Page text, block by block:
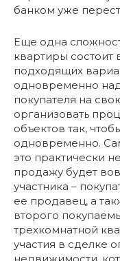
банком уже
Еще одна
квартиры состоит
подходящих
одновременно
покупателя на
организовать
объектов так,
одновременно.
это практически
продажу будет
участника –
ее продавец, а
второго
трехкомнатной
участия в сделке